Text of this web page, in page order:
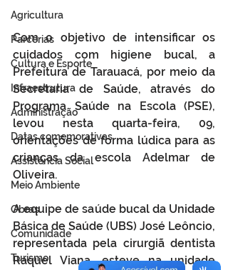
Agricultura
Parcerias
Cultura e Esporte
Infraestrutura
Administração
Datas comemorativas
Assistência Social
Meio Ambiente
Obras
Comunidade
Turismo
Com o objetivo de intensificar os
cuidados com higiene bucal, a
Prefeitura de Tarauacá, por meio da
Secretaria de Saúde, através do
Programa Saúde na Escola (PSE),
levou nesta quarta-feira, 09,
orientações de forma lúdica para as
crianças da escola Adelmar de
Oliveira.
A equipe de saúde bucal da Unidade
Básica de Saúde (UBS) José Leôncio,
representada pela cirurgiã dentista
Raquel Viana, esteve na unidade